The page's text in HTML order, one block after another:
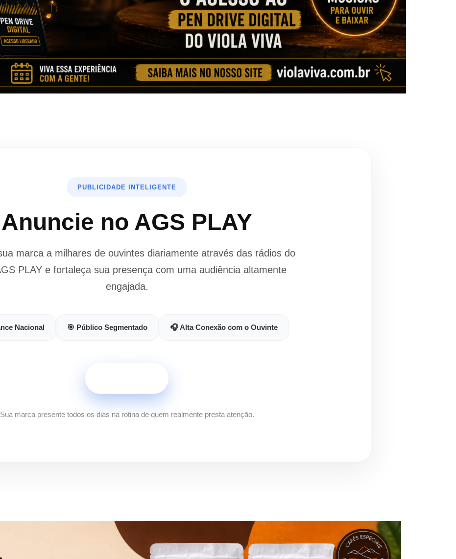
PUBLICIDADE INTELIGENTE
Anuncie no AGS PLAY
marca a milhares de ouvintes diariamente através das rádios do
PLAY e fortaleça sua presença com uma audiência altamente
engajada.
Nacional 🎯 Público Segmentado 🎧 Alta Conexão com o Ouvinte
Sua marca presente todos os dias na rotina de quem realmente presta atenção.